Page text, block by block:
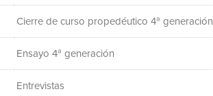
Cierre de curso propedéutico 4ª generación
Ensayo 4ª generación
Entrevistas